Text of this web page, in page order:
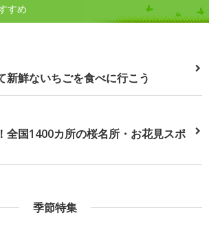
すめ
新鮮ないちごを食べに行こう
全国1400カ所の桜名所・お花見スポ
季節特集